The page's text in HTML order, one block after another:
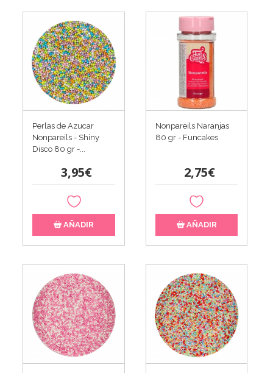
Perlas de Azucar
Nonpareils - Shiny
Disco 80 gr -...
3,95€
AÑADIR
Nonpareils Naranjas
80 gr - Funcakes
2,75€
AÑADIR